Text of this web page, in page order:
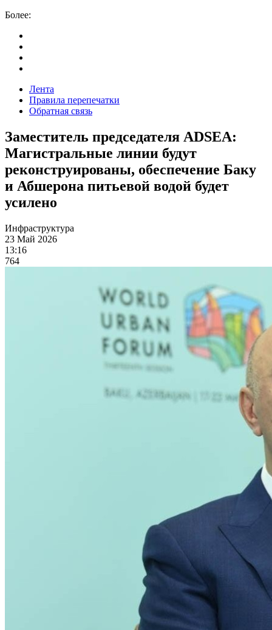
Более:
Лента
Правила перепечатки
Обратная связь
Заместитель председателя ADSEA:
Магистральные линии будут
реконструированы, обеспечение Баку
и Абшерона питьевой водой будет
усилено
Инфраструктура
23 Май 2026
13:16
764